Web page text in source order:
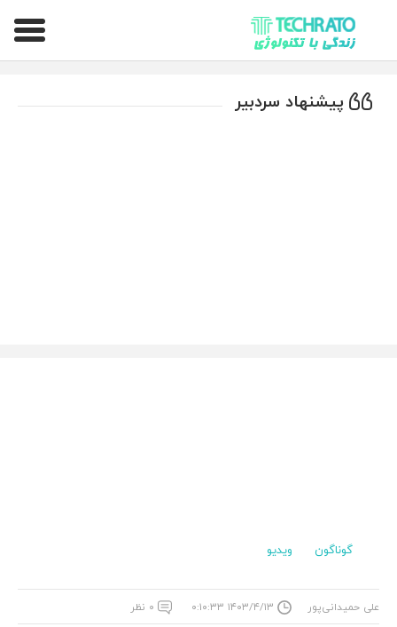
تکراتو – زندگی با تکنولوژی
پیشنهاد سردبیر
گوناگون ویدیو
علی حمیدانی‌پور ۱۴۰۳/۴/۱۳ ۰:۱۰:۳۳ ۰ نظر